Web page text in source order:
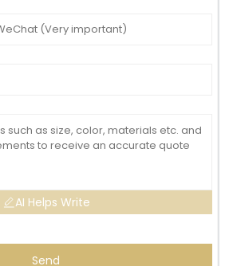
AI Helps Write
Send